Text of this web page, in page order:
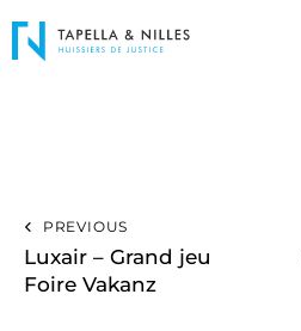
PREVIOUS
Luxair – Grand jeu
Foire Vakanz